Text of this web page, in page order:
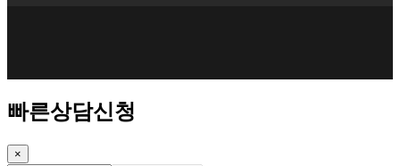
빠른상담신청
×